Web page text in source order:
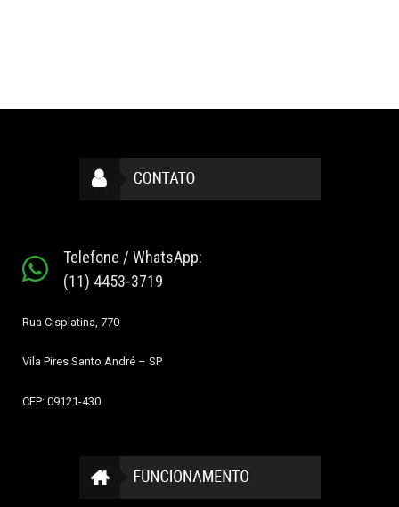
Telefone / WhatsApp:
(11) 4453-3719
Rua Cisplatina, 770
Vila Pires Santo André – SP
CEP: 09121-430